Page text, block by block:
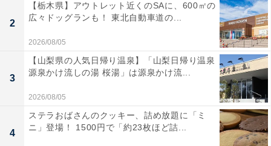
2
【栃木県】アウトレット近くのSAに、600㎡の
広々ドッグランも！ 東北自動車道の...
2026/08/05
3
【山梨県の人気日帰り温泉】「山梨日帰り温泉
源泉かけ流しの湯 桜湯」は源泉かけ流...
2026/08/05
4
ステラおばさんのクッキー、詰め放題に「ミ
ニ」登場！ 1500円で「約23枚ほど詰...